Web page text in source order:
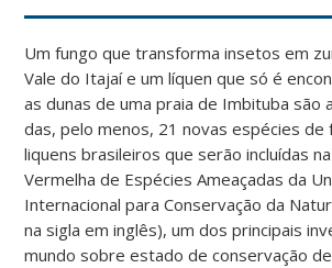
Um fungo que transforma insetos em
Vale do Itajaí e um líquen que só é
as dunas de uma praia de Imbituba são
das, pelo menos, 21 novas espécies de
liquens brasileiros que serão incluídas
Vermelha de Espécies Ameaçadas da
Internacional para Conservação da
na sigla em inglês), um dos principais
mundo sobre estado de conservação